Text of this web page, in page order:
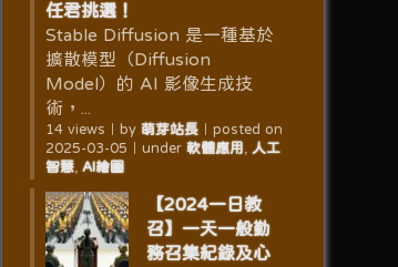
任君挑選！
Stable Diffusion 是一種基於
擴散模型（Diffusion
Model）的 AI 影像生成技
術，...
14 views by 萌芽站長｜ posted on
2025-03-05
under 軟體應用
人工
智慧, AI繪圖
【2024一日教
召】一天一般勤
務召集紀錄及心